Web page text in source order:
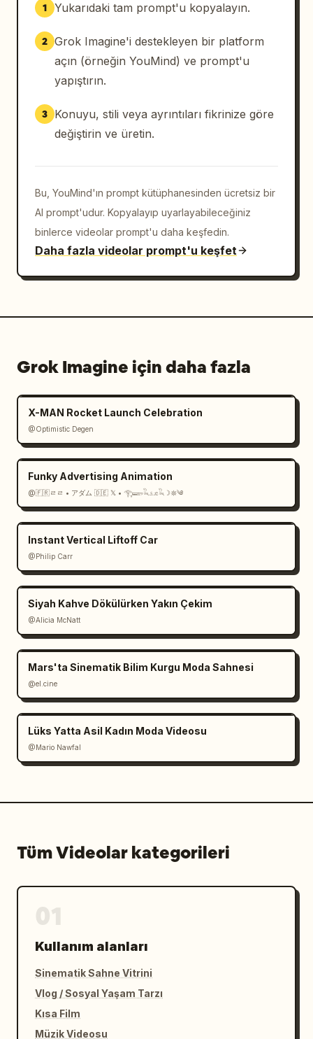
1 Yukarıdaki tam prompt'u kopyalayın.
2 Grok Imagine'i destekleyen bir platform
açın (örneğin YouMind) ve prompt'u
yapıştırın.
3
Konuyu, stili veya ayrıntıları fikrinize göre
değiştirin ve üretin.
Bu, YouMind'ın prompt kütüphanesinden ücretsiz bir
AI prompt'udur. Kopyalayıp uyarlayabileceğiniz
binlerce videolar prompt'u daha keşfedin.
Daha fazla videolar prompt'u keşfet
Grok Imagine için daha fazla
X-MAN Rocket Launch Celebration
@Optimistic Degen
Funky Advertising Animation
@🇫🇷ㄹㄹ • アダム 🇩🇪 𝕏 • 𓂀𓆃𓆗𓃭𓆗☽𖤓༄
Instant Vertical Liftoff Car
@Philip Carr
Siyah Kahve Dökülürken Yakın Çekim
@Alicia McNatt
Mars'ta Sinematik Bilim Kurgu Moda Sahnesi
@el.cine
Lüks Yatta Asil Kadın Moda Videosu
@Mario Nawfal
Tüm Videolar kategorileri
Kullanım alanları
Sinematik Sahne Vitrini
Vlog / Sosyal Yaşam Tarzı
Kısa Film
Müzik Videosu